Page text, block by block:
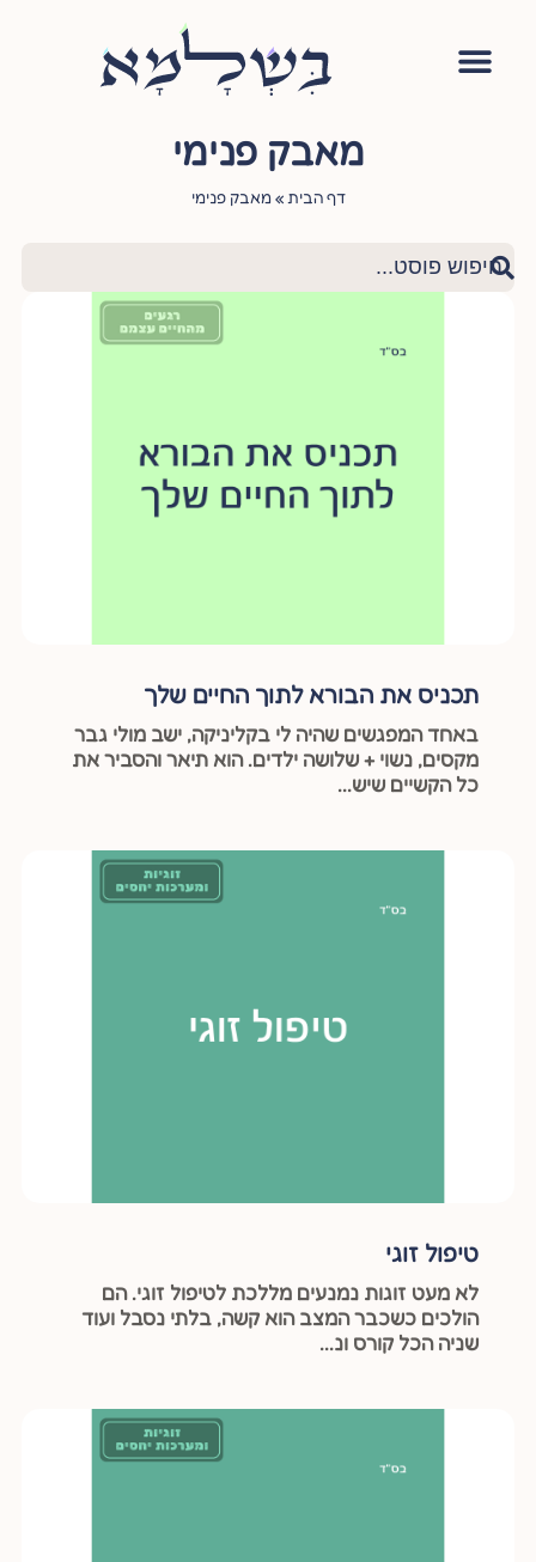
מאבק פנימי
דף הבית »מאבק פנימי
תכניס את הבורא לתוך החיים שלך
באחד המפגשים שהיה לי בקליניקה, ישב מולי גבר
מקסים, נשוי + שלושה ילדים. הוא תיאר והסביר את
כל הקשיים שיש...
טיפול זוגי
לא מעט זוגות נמנעים מללכת לטיפול זוגי. הם
הולכים כשכבר המצב הוא קשה, בלתי נסבל ועוד
שניה הכל קורס ונ...